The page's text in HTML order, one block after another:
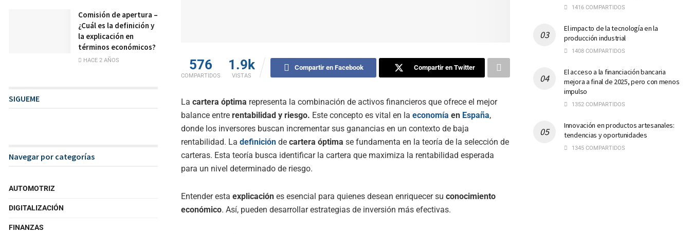
576
COMPARTIDOS
1.9k
VISTAS
Compartir en Facebook Compartir en Twitter
La cartera óptima representa la combinación de activos financieros que ofrece el mejor
balance entre rentabilidad y riesgo. Este concepto es vital en la economía en España,
donde los inversores buscan incrementar sus ganancias en un contexto de baja
rentabilidad. La definición de cartera óptima se fundamenta en la teoría de la selección de
carteras. Esta teoría busca identificar la cartera que maximiza la rentabilidad esperada
para un nivel determinado de riesgo.
Entender esta explicación es esencial para quienes desean enriquecer su conocimiento
económico. Así, pueden desarrollar estrategias de inversión más efectivas.
Comisión de apertura –
¿Cuál es la definición y
la explicación en
términos económicos?
HACE 2 AÑOS
SIGUEME
Navegar por categorías
AUTOMOTRIZ
DIGITALIZACIÓN
FINANZAS
1416 COMPARTIDOS
El impacto de la tecnología en la
producción industrial
1408 COMPARTIDOS
El acceso a la financiación bancaria
mejora a final de 2025, pero con menos
impulso
1352 COMPARTIDOS
Innovación en productos artesanales:
tendencias y oportunidades
1345 COMPARTIDOS